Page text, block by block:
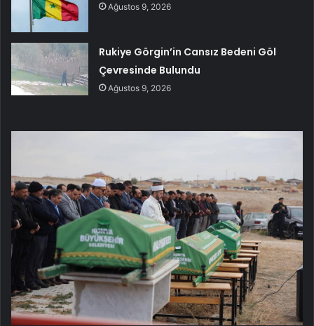
Ağustos 9, 2026
Rukiye Görgin’in Cansız Bedeni Göl
Çevresinde Bulundu
Ağustos 9, 2026